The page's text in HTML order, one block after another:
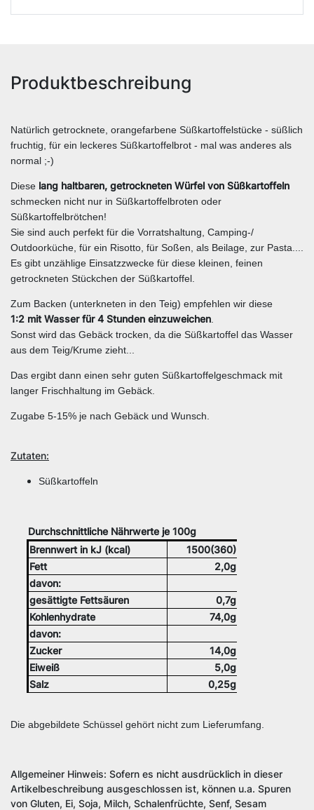
Produktbeschreibung
Natürlich getrocknete, orangefarbene Süßkartoffelstücke - süßlich
fruchtig, für ein leckeres Süßkartoffelbrot - mal was anderes als
normal ;-)
Diese lang haltbaren, getrockneten Würfel von Süßkartoffeln
schmecken nicht nur in Süßkartoffelbroten oder
Süßkartoffelbrötchen!
Sie sind auch perfekt für die Vorratshaltung, Camping-/
Outdoorküche, für ein Risotto, für Soßen, als Beilage, zur Pasta....
Es gibt unzählige Einsatzzwecke für diese kleinen, feinen
getrockneten Stückchen der Süßkartoffel.
Zum Backen (unterkneten in den Teig) empfehlen wir diese
1:2 mit Wasser für 4 Stunden einzuweichen
Sonst wird das Gebäck trocken, da die Süßkartoffel das Wasser
aus dem Teig/Krume zieht...
Das ergibt dann einen sehr guten Süßkartoffelgeschmack mit
langer Frischhaltung im Gebäck.
Zugabe 5-15% je nach Gebäck und Wunsch.
Zutaten:
Süßkartoffeln
Durchschnittliche Nährwerte je 100g
Brennwert in kJ (kcal)
1500(360)
Fett
2,0g
davon:
gesättigte Fettsäuren
0,7g
Kohlenhydrate
74,0g
davon:
Zucker
14,0g
Eiweiß
5,0g
Salz
0,25g
Die abgebildete Schüssel gehört nicht zum Lieferumfang.
Allgemeiner Hinweis: Sofern es nicht ausdrücklich in dieser
Artikelbeschreibung ausgeschlossen ist, können u.a. Spuren
von Gluten, Ei, Soja, Milch, Schalenfrüchte, Senf, Sesam